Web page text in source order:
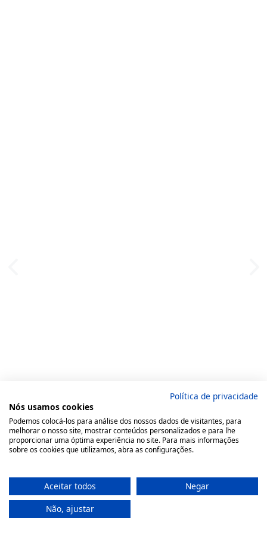
Política de privacidade
Nós usamos cookies
Podemos colocá-los para análise dos nossos dados de visitantes, para
melhorar o nosso site, mostrar conteúdos personalizados e para lhe
proporcionar uma óptima experiência no site. Para mais informações
sobre os cookies que utilizamos, abra as configurações.
Aceitar todos
Negar
Não, ajustar